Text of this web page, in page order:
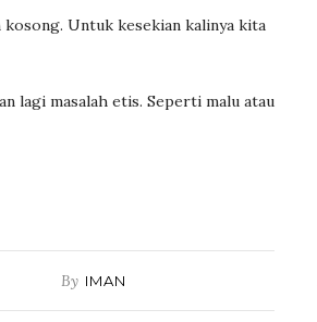
Untuk kesekian kalinya kita
lagi masalah etis. Seperti malu atau
By IMAN